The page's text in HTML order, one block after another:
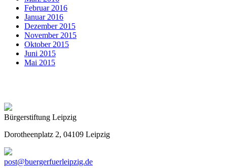
Februar 2016
Januar 2016
Dezember 2015
November 2015
Oktober 2015
Juni 2015
Mai 2015
Bürgerstiftung Leipzig
Dorotheenplatz 2, 04109 Leipzig
post@buergerfuerleipzig.de